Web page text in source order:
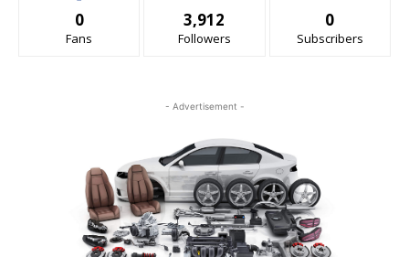
0
Fans
3,912
Followers
0
Subscribers
- Advertisement -